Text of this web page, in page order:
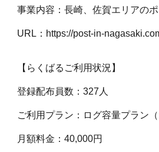
事業内容：長崎、佐賀エリアの
URL：https://post-in-
【らくばるご利用状況】
登録配布員数：327人
ご利用プラン：ログ容量プラン（
月額料金：40,000円